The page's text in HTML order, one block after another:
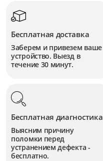
Бесплатная доставка
Заберем и привезем ваше
устройство. Выезд в
течение 30 минут.
Бесплатная диагностика
Выясним причину
поломки перед
устранением дефекта -
бесплатно.